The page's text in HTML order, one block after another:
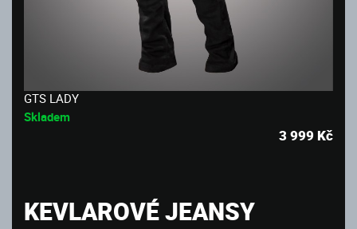
GTS LADY
Skladem
3 999 Kč
KEVLAROVÉ JEANSY